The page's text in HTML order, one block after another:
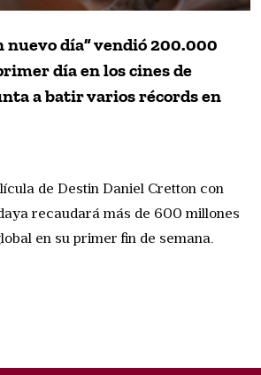
nuevo día” vendió 200.000
día en los cines de
a batir varios récords en
de Destin Daniel Cretton con
recaudará más de 600 millones
en su primer fin de semana.